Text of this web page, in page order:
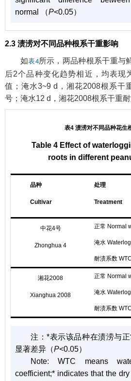
normal （P<0.05）
2.3 渍涝对不同品种根系干重影响
如表4所示，两品种根系干重与
后2个品种变化趋势相近，均表现
值；淹水3~9 d，湘花2008根系干
号；淹水12 d，湘花2008根系干重耐
表4 渍涝对不同品种花生
Table 4 Effect of
roots in different
品种
Cultivar
处理
Treatment
中花4号
Zhonghua 4
正常 Normal
淹水
耐渍系数 WTC
湘花2008
Xianghua 2008
正常 Normal
淹水
耐渍系数 WTC
注：*表示该品种在渍涝与
显著差异（P<0.05）
Note: WTC means
coefficient;* indicates that the